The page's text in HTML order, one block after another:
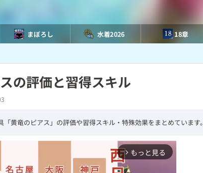
まぼろし 水着2026 18章
の評価と習得スキル
「黄竜のピアス」の評価や習得スキル・特殊効果をまとめています。
arrow_forward_ios もっと見る